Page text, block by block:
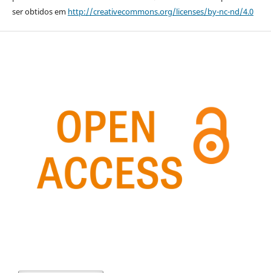
ser obtidos em http://creativecommons.org/licenses/by-nc-nd/4.0